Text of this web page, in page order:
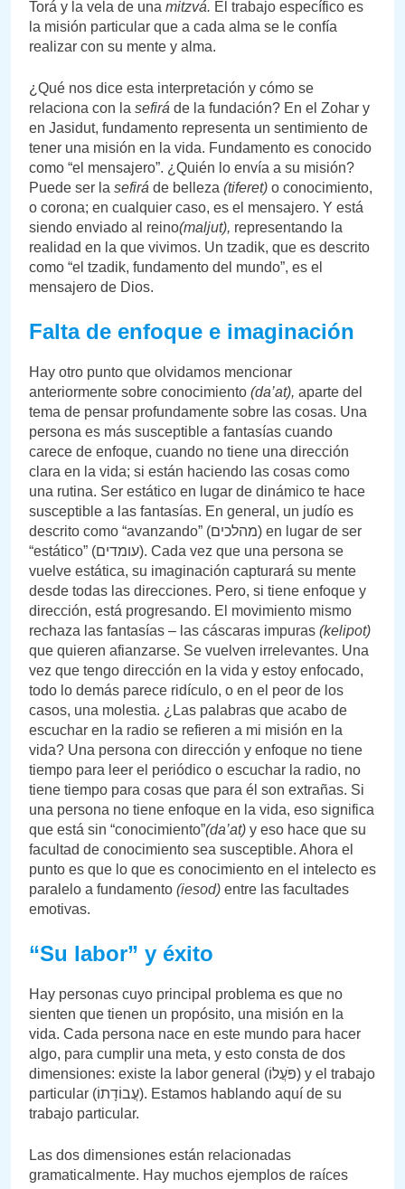
Torá y la vela de una mitzvá. El trabajo específico es
la misión particular que a cada alma se le confía
realizar con su mente y alma.
¿Qué nos dice esta interpretación y cómo se
relaciona con la sefirá de la fundación? En el Zohar y
en Jasidut, fundamento representa un sentimiento de
tener una misión en la vida. Fundamento es conocido
como “el mensajero”. ¿Quién lo envía a su misión?
Puede ser la sefirá de belleza (tiferet) o conocimiento,
o corona; en cualquier caso, es el mensajero. Y está
siendo enviado al reino(maljut), representando la
realidad en la que vivimos. Un tzadik, que es descrito
como “el tzadik, fundamento del mundo”, es el
mensajero de Dios.
Falta de enfoque e imaginación
Hay otro punto que olvidamos mencionar
anteriormente sobre conocimiento (da’at), aparte del
tema de pensar profundamente sobre las cosas. Una
persona es más susceptible a fantasías cuando
carece de enfoque, cuando no tiene una dirección
clara en la vida; si están haciendo las cosas como
una rutina. Ser estático en lugar de dinámico te hace
susceptible a las fantasías. En general, un judío es
descrito como “avanzando” (מהלכים) en lugar de ser
“estático” (עומדים). Cada vez que una persona se
vuelve estática, su imaginación capturará su mente
desde todas las direcciones. Pero, si tiene enfoque y
dirección, está progresando. El movimiento mismo
rechaza las fantasías – las cáscaras impuras (kelipot)
que quieren afianzarse. Se vuelven irrelevantes. Una
vez que tengo dirección en la vida y estoy enfocado,
todo lo demás parece ridículo, o en el peor de los
casos, una molestia. ¿Las palabras que acabo de
escuchar en la radio se refieren a mi misión en la
vida? Una persona con dirección y enfoque no tiene
tiempo para leer el periódico o escuchar la radio, no
tiene tiempo para cosas que para él son extrañas. Si
una persona no tiene enfoque en la vida, eso significa
que está sin “conocimiento”(da’at) y eso hace que su
facultad de conocimiento sea susceptible. Ahora el
punto es que lo que es conocimiento en el intelecto es
paralelo a fundamento (iesod) entre las facultades
emotivas.
“Su labor” y éxito
Hay personas cuyo principal problema es que no
sienten que tienen un propósito, una misión en la
vida. Cada persona nace en este mundo para hacer
algo, para cumplir una meta, y esto consta de dos
dimensiones: existe la labor general (פֹּעֲלוֹ) y el trabajo
particular (עֲבוֹדָתוֹ). Estamos hablando aquí de su
trabajo particular.
Las dos dimensiones están relacionadas
gramaticalmente. Hay muchos ejemplos de raíces